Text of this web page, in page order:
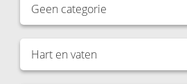
Geen categorie
Hart en vaten